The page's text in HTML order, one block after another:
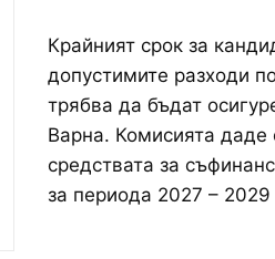
Крайният срок за
допустимите разходи
трябва да бъдат
Варна. Комисията даде
средствата за
за периода 2027 – 2029